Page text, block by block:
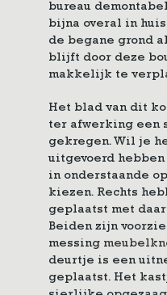
bureau
bijna overal in
de begane grond
blijft door deze
makkelijk te
Het blad van dit
ter afwerking een
gekregen. Wil je
uitgevoerd
in onderstaande
kiezen. Rechts
geplaatst met
Beiden zijn
messing
deurtje is een
geplaatst. Het